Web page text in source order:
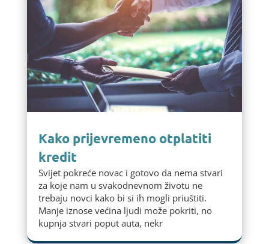
Kako prijevremeno otplatiti
kredit
Svijet pokreće novac i gotovo da nema stvari
za koje nam u svakodnevnom životu ne
trebaju novci kako bi si ih mogli priuštiti.
Manje iznose većina ljudi može pokriti, no
kupnja stvari poput auta, nekr